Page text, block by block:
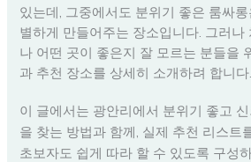
있는데, 그중에서도 분위기 좋은 룸싸
별하게 만들어주는 장소입니다. 그러나
나 어떤 곳이 좋은지 잘 모르는 분들을
과 추천 장소를 상세히 소개하려 합니다.
이 글에서는 광안리에서 분위기 좋고
을 찾는 방법과 함께, 실제 추천 리스트
초보자도 쉽게 따라 할 수 있도록 구성